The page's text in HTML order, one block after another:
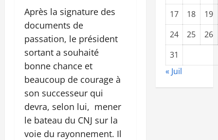
Après la signature des
documents de
passation, le président
sortant a souhaité
bonne chance et
beaucoup de courage à
son successeur qui
devra, selon lui, mener
le bateau du CNJ sur la
voie du rayonnement. Il
17
18
19
24
25
26
31
« Juil